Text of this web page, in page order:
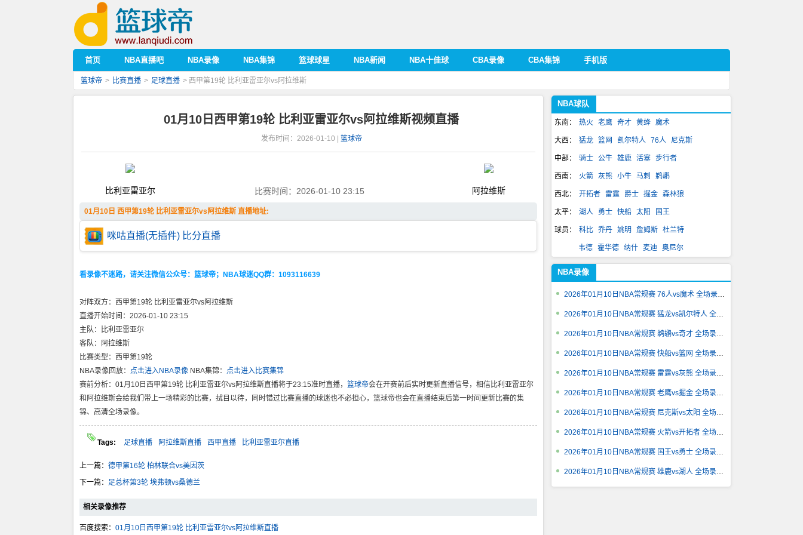
首页 NBA直播吧 NBA录像 NBA集锦 篮球球星 NBA新闻 NBA十佳球 CBA录像 CBA集锦 手机版
篮球帝 > 比赛直播 > 足球直播 > 西甲第19轮 比利亚雷亚尔vs阿拉维斯
01月10日西甲第19轮 比利亚雷亚尔vs阿拉维斯视频直播
发布时间：2026-01-10 | 篮球帝
比利亚雷亚尔 比赛时间： 2026-01-10 23:15 阿拉维斯
01月10日 西甲第19轮 比利亚雷亚尔vs阿拉维斯 直播地址:
咪咕直播(无插件) 比分直播
看录像不迷路，请关注微信公众号：篮球帝；NBA球迷QQ群：1093116639
对阵双方：西甲第19轮 比利亚雷亚尔vs阿拉维斯
直播开始时间：2026-01-10 23:15
主队：比利亚雷亚尔
客队：阿拉维斯
比赛类型：西甲第19轮
NBA录像回放： 点击进入NBA录像 NBA集锦： 点击进入比赛集锦
赛前分析：01月10日西甲第19轮 比利亚雷亚尔vs阿拉维斯直播将于23:15准时直播， 篮球帝会在开赛前后实时更新直播信号，相信比利亚雷亚尔
和阿拉维斯会给我们带上一场精彩的比赛，拭目以待，同时错过比赛直播的球迷也不必担心，篮球帝也会在直播结束后第一时间更新比赛的集
锦、高清全场录像。
Tags: 足球直播 阿拉维斯直播 西甲直播 比利亚雷亚尔直播
上一篇： 德甲第16轮 柏林联合vs美因茨
下一篇： 足总杯第3轮 埃弗顿vs桑德兰
相关录像推荐
百度搜索： 01月10日西甲第19轮 比利亚雷亚尔vs阿拉维斯直播
NBA球队
东南： 热火 老鹰 奇才 黄蜂 魔术
大西： 猛龙 篮网 凯尔特人 76人 尼克斯
中部： 骑士 公牛 雄鹿 活塞 步行者
西南： 火箭 灰熊 小牛 马刺 鹈鹕
西北： 开拓者 雷霆 爵士 掘金 森林狼
太平： 湖人 勇士 快船 太阳 国王
球员： 科比 乔丹 姚明 詹姆斯 杜兰特
韦德 霍华德 纳什 麦迪 奥尼尔
NBA录像
2026年01月10日NBA常规赛 76人vs魔术 全场录像回放
2026年01月10日NBA常规赛 猛龙vs凯尔特人 全场录像回放
2026年01月10日NBA常规赛 鹈鹕vs奇才 全场录像回放
2026年01月10日NBA常规赛 快船vs篮网 全场录像回放
2026年01月10日NBA常规赛 雷霆vs灰熊 全场录像回放
2026年01月10日NBA常规赛 老鹰vs掘金 全场录像回放
2026年01月10日NBA常规赛 尼克斯vs太阳 全场录像回放
2026年01月10日NBA常规赛 火箭vs开拓者 全场录像回放
2026年01月10日NBA常规赛 国王vs勇士 全场录像回放
2026年01月10日NBA常规赛 雄鹿vs湖人 全场录像回放